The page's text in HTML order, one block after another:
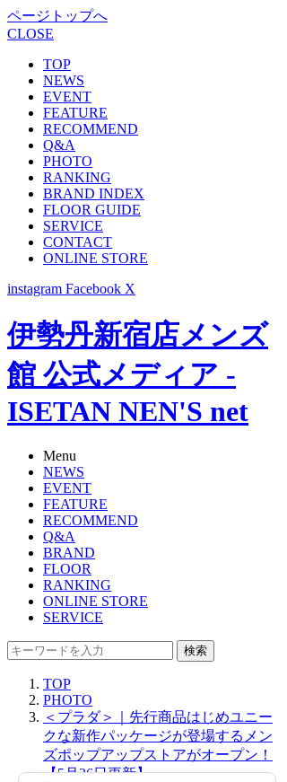
ページトップへ
CLOSE
TOP
NEWS
EVENT
FEATURE
RECOMMEND
Q&A
PHOTO
RANKING
BRAND INDEX
FLOOR GUIDE
SERVICE
CONTACT
ONLINE STORE
instagram Facebook X
伊勢丹新宿店メンズ
館 公式メディア -
ISETAN NEN'S net
Menu
NEWS
EVENT
FEATURE
RECOMMEND
Q&A
BRAND
FLOOR
RANKING
ONLINE STORE
SERVICE
検索
TOP
PHOTO
＜プラダ＞｜先行商品はじめユニー
クな新作パッケージが登場するメン
ズポップアップストアがオープン！
【5月26日更新】